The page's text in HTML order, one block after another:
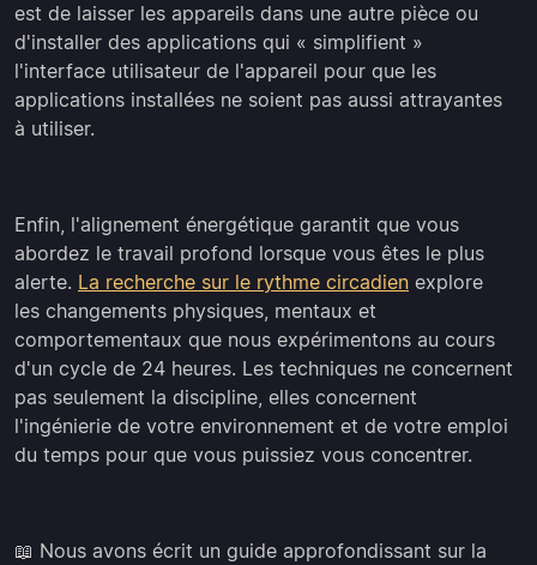
est de laisser les appareils dans une autre pièce ou
d'installer des applications qui « simplifient »
l'interface utilisateur de l'appareil pour que les
applications installées ne soient pas aussi attrayantes
à utiliser.
Enfin, l'alignement énergétique garantit que vous
abordez le travail profond lorsque vous êtes le plus
alerte. La recherche sur le rythme circadien explore
les changements physiques, mentaux et
comportementaux que nous expérimentons au cours
d'un cycle de 24 heures. Les techniques ne concernent
pas seulement la discipline, elles concernent
l'ingénierie de votre environnement et de votre emploi
du temps pour que vous puissiez vous concentrer.
📖 Nous avons écrit un guide approfondissant sur la